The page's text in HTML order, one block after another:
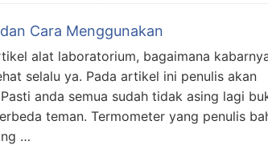
Cara Menggunakan
alat laboratorium, bagaimana
selalu ya. Pada artikel ini penulis akan
anda semua sudah tidak asing lagi
teman. Termometer yang penulis
…